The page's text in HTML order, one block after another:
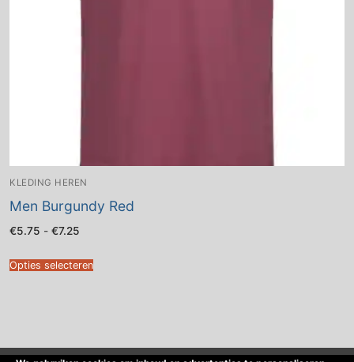
KLEDING HEREN
Men Burgundy Red
€5.75 - €7.25
€7.25
Opties selecteren